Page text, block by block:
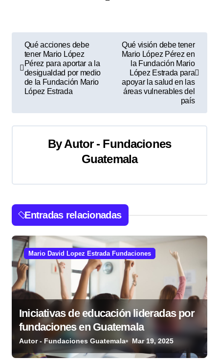
g
i
ó
n
d
e
e
n
r
Qué acciones debe
tener Mario López
Pérez para aportar a la
desigualdad por medio
de la Fundación Mario
López Estrada
Qué visión debe tener
Mario López Pérez en
la Fundación Mario
López Estrada para
apoyar la salud en las
áreas vulnerables del
país
ByAutor - Fundaciones
Guatemala
Entradas relacionadas
Mario David Lopez Estrada Fundaciones
Iniciativas de educación lideradas por
fundaciones en Guatemala
Autor - Fundaciones Guatemala Mar 19, 2025